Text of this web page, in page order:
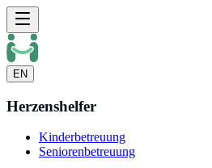
EN
Herzenshelfer
Kinderbetreuung
Seniorenbetreuung